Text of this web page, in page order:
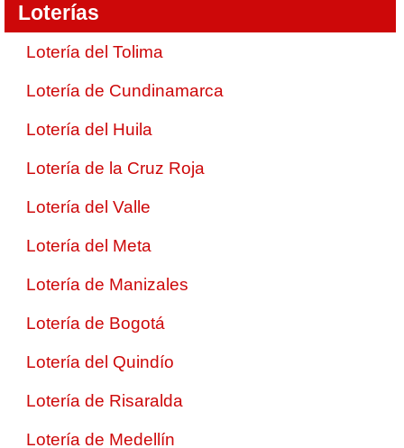
Loterías
Lotería del Tolima
Lotería de Cundinamarca
Lotería del Huila
Lotería de la Cruz Roja
Lotería del Valle
Lotería del Meta
Lotería de Manizales
Lotería de Bogotá
Lotería del Quindío
Lotería de Risaralda
Lotería de Medellín